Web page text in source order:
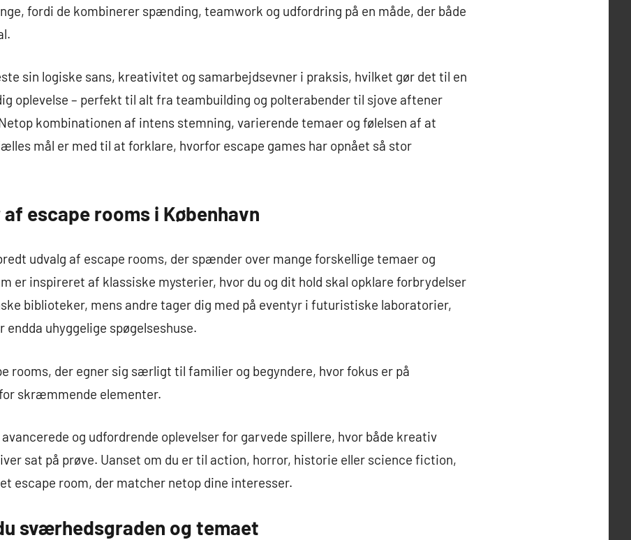
fordi de kombinerer spænding, teamwork og udfordring på en måde, der både
sin logiske sans, kreativitet og samarbejdsevner i praksis, hvilket gør det til en
oplevelse – perfekt til alt fra teambuilding og polterabender til sjove aftener
kombinationen af intens stemning, varierende temaer og følelsen af at
mål er med til at forklare, hvorfor escape games har opnået så stor
escape rooms i København
udvalg af escape rooms, der spænder over mange forskellige temaer og
er inspireret af klassiske mysterier, hvor du og dit hold skal opklare forbrydelser
biblioteker, mens andre tager dig med på eventyr i futuristiske laboratorier,
uhyggelige spøgelseshuse.
rooms, der egner sig særligt til familier og begyndere, hvor fokus er på
skræmmende elementer.
og udfordrende oplevelser for garvede spillere, hvor både kreativ
sat på prøve. Uanset om du er til action, horror, historie eller science fiction,
escape room, der matcher netop dine interesser.
sværhedsgraden og temaet